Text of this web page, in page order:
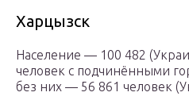
Харцызск
Население — 100 482
человек с подчинёнными
без них — 56 861 человек